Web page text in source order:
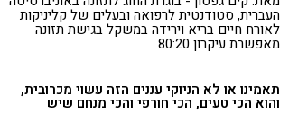
תוספי תזונה
מתכוני בריאות
אירועים
גישות בתזונה
דיאטה
ניקוי רעלים
מזונות על
העברית, סטודנטית לרפואה ובעלים של קליניקות
לאורח חיים בריא וירידה במשקל בגישת תזונה
מאפשרת עיקרון 80:20
תאמינו או לא הניוקי עננים הזה עשוי מכרובית,
והוא הכי טעים, הכי חורפי והכי מנחם שיש